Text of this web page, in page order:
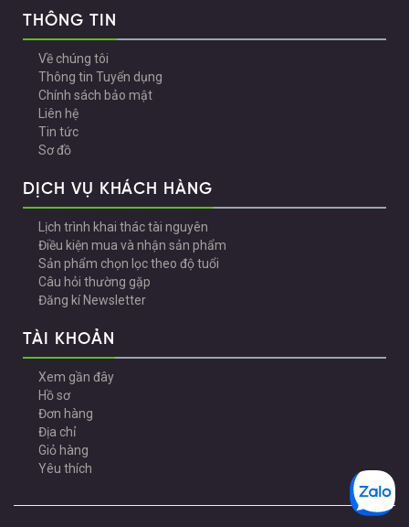
THÔNG TIN
Về chúng tôi
Thông tin Tuyển dụng
Chính sách bảo mật
Liên hệ
Tin tức
Sơ đồ
DỊCH VỤ KHÁCH HÀNG
Lịch trình khai thác tài nguyên
Điều kiện mua và nhận sản phẩm
Sản phẩm chọn lọc theo độ tuổi
Câu hỏi thường gặp
Đăng kí Newsletter
TÀI KHOẢN
Xem gần đây
Hồ sơ
Đơn hàng
Địa chỉ
Giỏ hàng
Yêu thích